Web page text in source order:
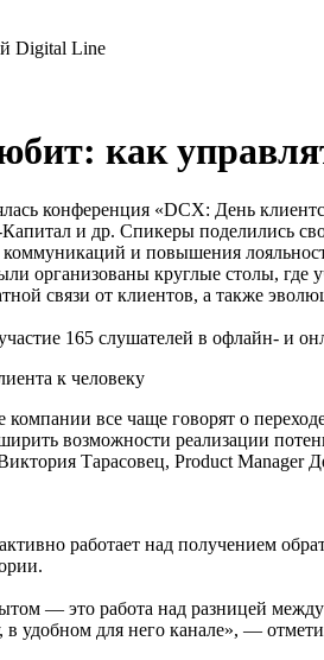
Digital Line
как
конференция «DCX: День
и др. Спикеры поделились
коммуникаций и повышения
организованы круглые столы, где
связи от клиентов, а также
165 слушателей в офлайн- и
к человеку
все чаще говорят о
возможности реализации
Тарасовец, Product Manager
работает над получением
— это работа над разницей
в удобном для него канале», —